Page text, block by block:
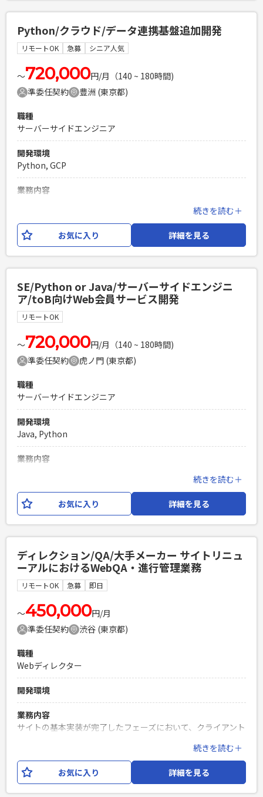
築など、 先端技術を活用したプロジェクトへの参画を予定し
ております。 【担当工程】 設計書作成、実装（Python）、テ
スト（テストケース作成・実施）、コードレビュー 【開発環
境】 言語：Python クラウド：Google Cloud
必須スキル
ンドユーザーとコミュニケーションをとりながら業務を推進
できる方 ・クラウド環境（Google Cloud等）を利用した開発
経験3年以上 ・各種ドキュメント作成経験 ・スケジュール管
理をして1人称で設計開発作業を進められる方 ・生成AI、機械
学習についてのキャッチアップ意欲
PHPを用いたWebサービスの開発経験4年以上
Python/クラウド/データ連携基盤追加開発
リモートOK 急募 シニア人気
〜720,000円/月（140 ~ 180時間)
準委任契約
豊洲 (東京都)
職種
サーバーサイドエンジニア
開発環境
Python, GCP
業務内容
の複数システムで蓄積されたデータを GCP上に集約（DL）す
る機能を実装いただきます。 また、要求に応じてDWHも設
計・構築いただきます。 【ポジション】PG 【開発環境】
・Pythonでの開発経験3年以上 ・基本設計〜開発の経験 ・エ
ンドユーザーとコミュニケーションをとりながら業務を推進
できる方 ・クラウド環境（Google Cloud等）を利用した開発
経験3年以上 ・データ連携処理の実装経験 ・スケジュール管
理をして1人称で設計開発作業を進められる方
PHPを用いたWebサービスの開発経験4年以上
Laravelを用いた開発経験1年以上
エンジニア複数人のチームでの開発経験
続きを読む＋
お気に入り 詳細を見る
SE/Python or Java/サーバーサイドエンジニ
ア/toB向けWeb会員サービス開発
リモートOK
〜720,000円/月（140 ~ 180時間)
準委任契約
虎ノ門 (東京都)
職種
サーバーサイドエンジニア
開発環境
Java, Python
業務内容
プラットフォームの運用開発となります。 サービスは2つあ
り、いずれかのサービスにサーバーサイドエンジニアのSEと
してご参画いただきます。 開発言語はPythonとJavaがあり、
・PythonもしくはJavaによるWebアプリケーション開発経験
3年以上 ・Gitを使用したチーム開発経験 ・対人コミュニケー
ション能力の高い方（★重要）
Laravelを用いた開発経験1年以上
エンジニア複数人のチームでの開発経験
続きを読む＋
お気に入り 詳細を見る
ディレクション/QA/大手メーカー サイトリニュ
ーアルにおけるWebQA・進行管理業務
リモートOK 急募 即日
〜450,000円/月
準委任契約
渋谷 (東京都)
職種
Webディレクター
開発環境
業務内容
サイトの基本実装が完了したフェーズにおいて、クライアント
原稿とテストアップされたWebサイトの突合・チェック業務
をご担当いただきます。 ※自ら手を動かすコーディング（実
装）業務は発生しません。 ※実装チームとは別軸でのチェッ
続きを読む＋
お気に入り 詳細を見る